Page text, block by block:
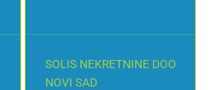
SOLIS NEKRETNINE DOO
NOVI SAD